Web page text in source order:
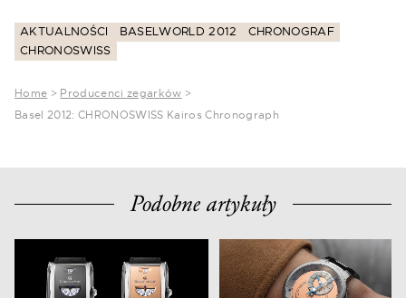
AKTUALNOŚCI BASELWORLD 2012
CHRONOGRAF
CHRONOSWISS
Home > Producenci zegarków >
Basel 2012: CHRONOSWISS Kairos Chronograph
Podobne artykuły